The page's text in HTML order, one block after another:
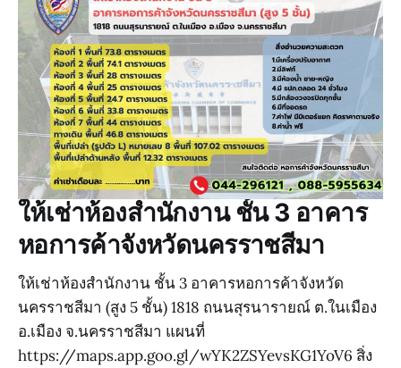
ให้เช่าห้องสำนักงาน ชั้น 3 อาคาร
หอการค้าจังหวัดนครราชสีมา
ให้เช่าห้องสำนักงาน ชั้น 3 อาคารหอการค้าจังหวัด
นครราชสีมา (สูง 5 ชั้น) 1818 ถนนสุรนารายณ์ ต.ในเมือง
อ.เมือง จ.นครราชสีมา แผนที่
https://maps.app.goo.gl/wYK2ZSYevsKG1YoV6 สิ่ง